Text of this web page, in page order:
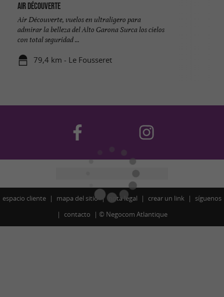
Air Découverte
Air Découverte, vuelos en ultraligero para
admirar la belleza del Alto Garona Surca los cielos
con total seguridad ...
79,4 km - Le Fousseret
espacio cliente mapa del sitio nota legal crear un link
síguenos
contacto
© Negocom Atlantique